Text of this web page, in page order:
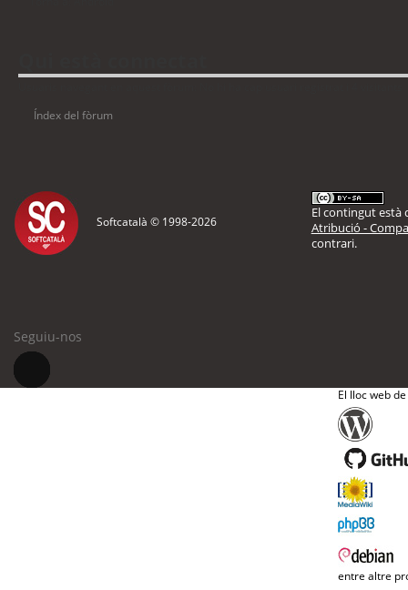
Índex del fòrum
Softcatalà © 1998-2026
El contingut està
Atribució -
contrari.
Seguiu-nos
El lloc web
entre altre